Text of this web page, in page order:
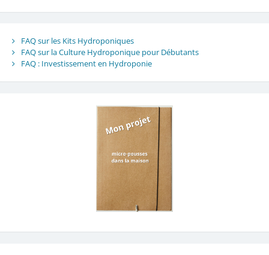
FAQ sur les Kits Hydroponiques
FAQ sur la Culture Hydroponique pour Débutants
FAQ : Investissement en Hydroponie